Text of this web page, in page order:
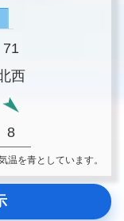
71
西
8
を青としています。